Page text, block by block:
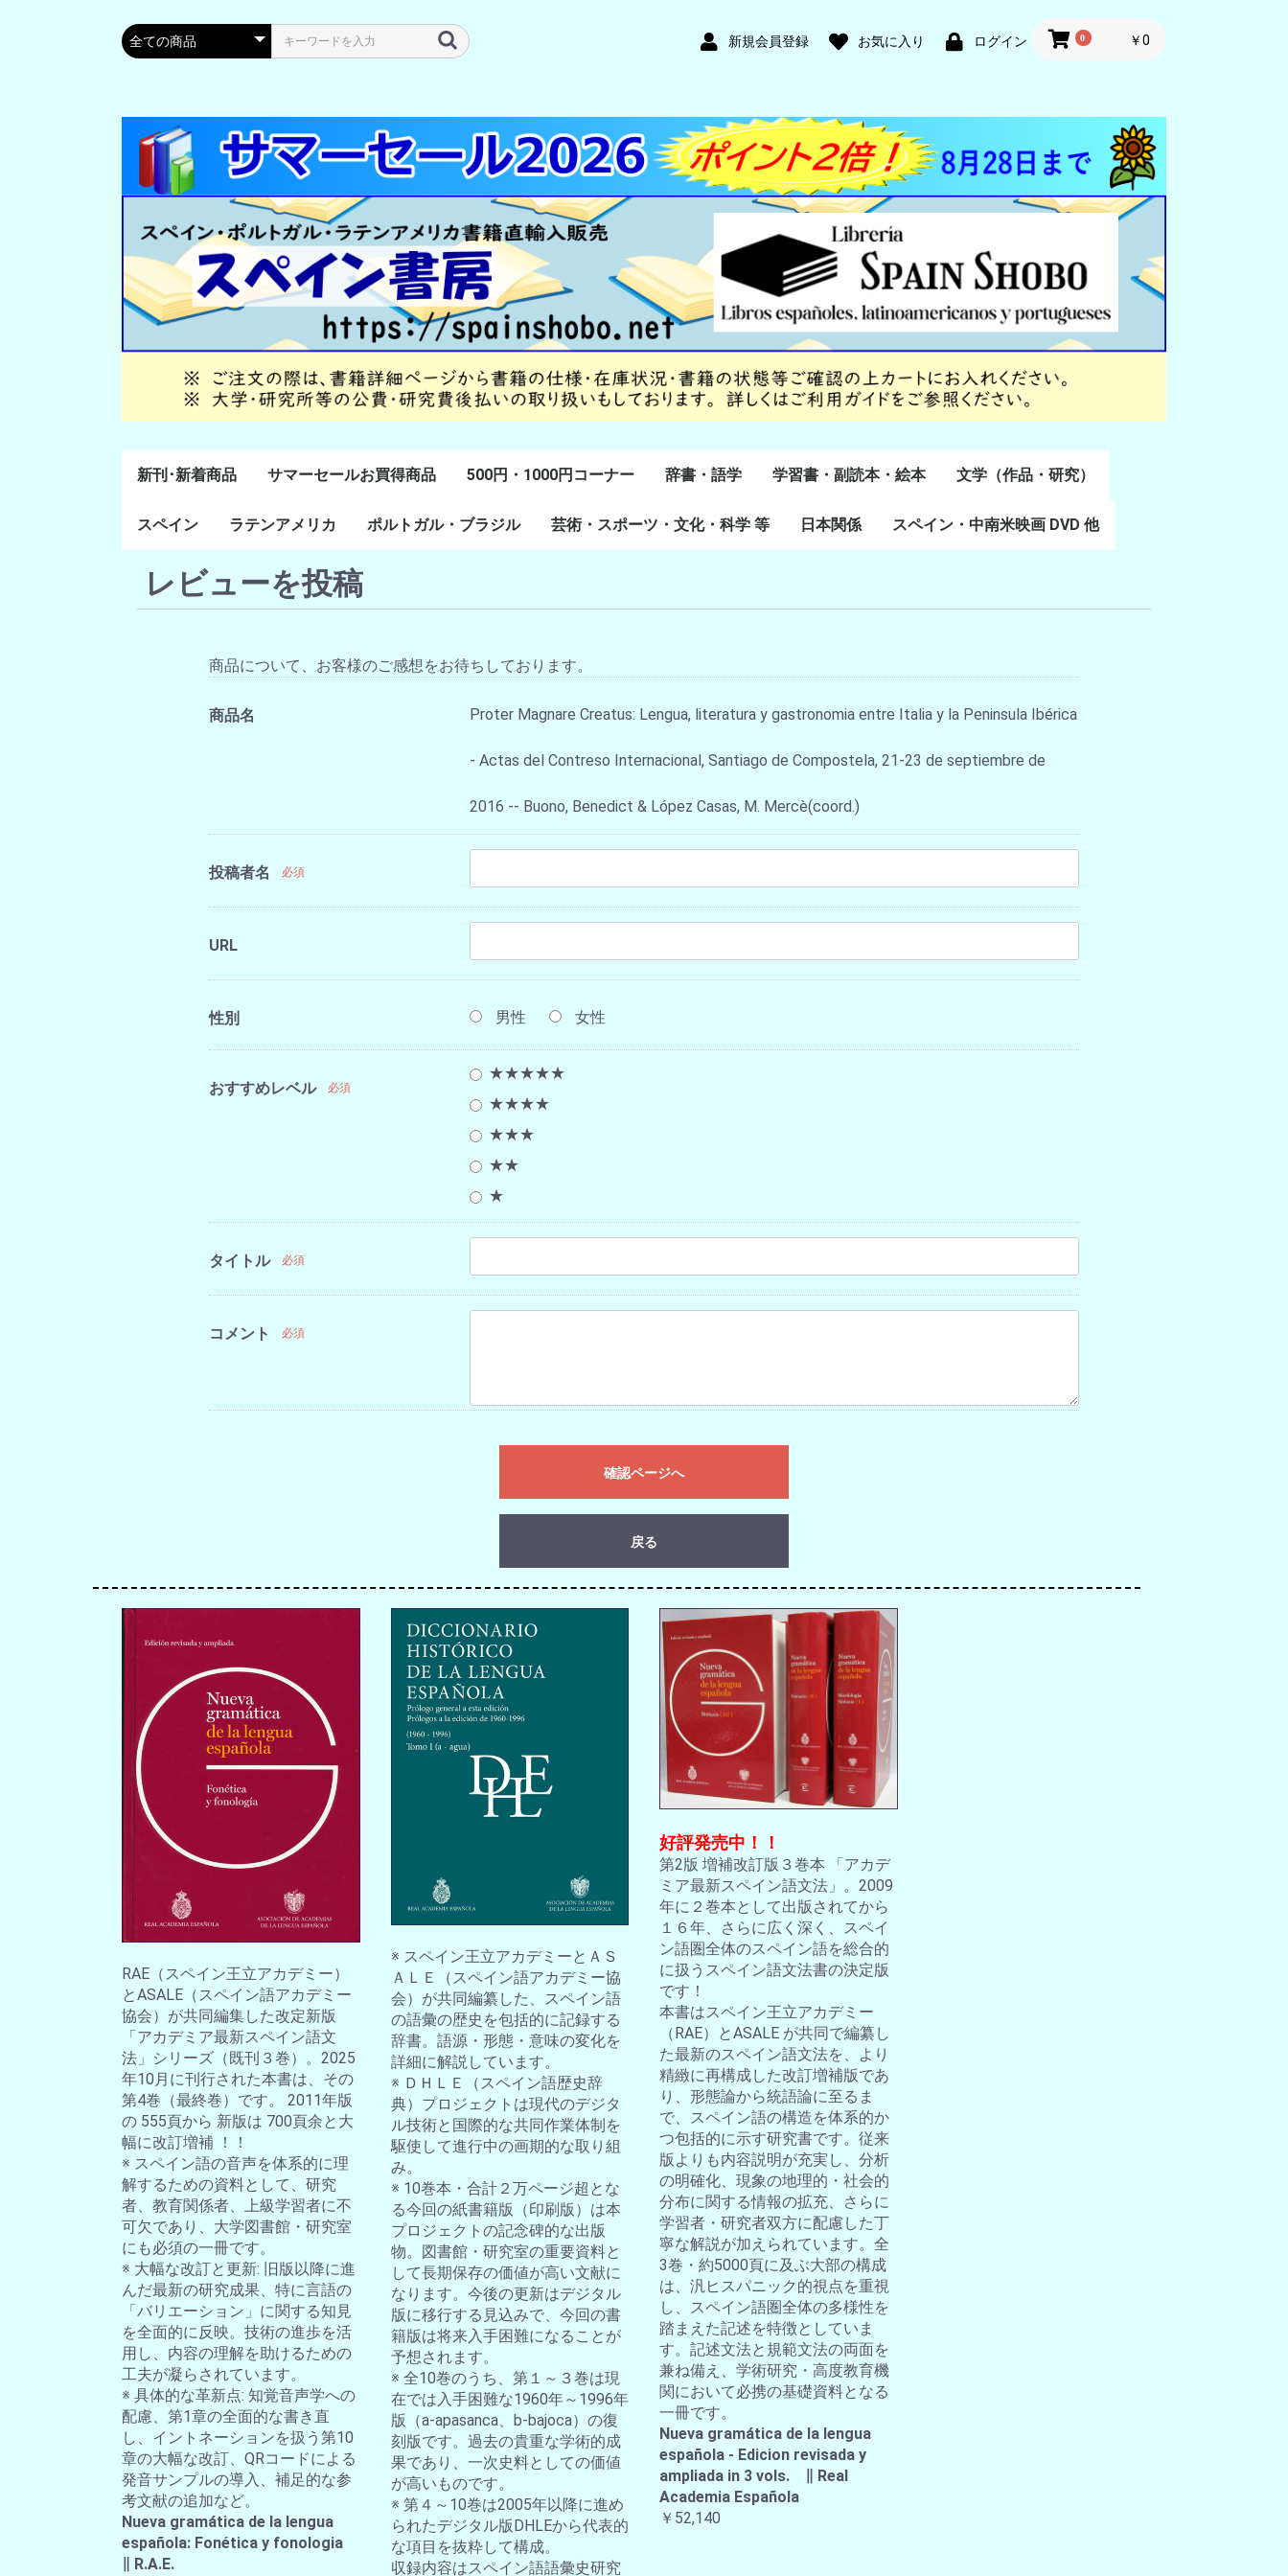
新規会員登録 お気に入り ログイン 0 ￥0
新刊･新着商品 サマーセールお買得商品 500円・1000円コーナー 辞書・語学
スペイン語
ポルトガル語
Lenguas Ibericas
Lenguas Indigenas
スペインの教科書
その他
学習書・副読本・絵本
学習教材
副読本教材
絵本・児童書
文学（作品・研究）
スペイン語文学
ポルトガル語文学
カタルーニャ文学
バスク文学
その他
スペイン
通史・全般
８～１５世紀
１６～１８世紀
１８世紀末～２０世紀
前半
20世紀後半以降
ラテンアメリカ
ラテン・アメリカ全般
メキシコ研究
中米・カリブ研究
キューバ研究
南米諸国
ペルー研究
チリ研究
アルゼンチン研究
ポルトガル・ブラジル 芸術・スポーツ・文化・科学 等 日本関係 スペイン・中南米映画 DVD 他
レビューを投稿
商品について、お客様のご感想をお待ちしております。
商品名 Proter Magnare Creatus: Lengua, literatura y gastronomia entre Italia y la Peninsula Ibérica
- Actas del Contreso Internacional, Santiago de Compostela, 21-23 de septiembre de
2016 -- Buono, Benedict & López Casas, M. Mercè(coord.)
投稿者名 必須
URL
性別 男性 女性
おすすめレベル 必須
★★★★★
★★★★
★★★
★★
★
タイトル 必須
コメント 必須
確認ページへ
戻る
RAE（スペイン王立アカデミー）
とASALE（スペイン語アカデミー
協会）が共同編集した改定新版
「アカデミア最新スペイン語文
法」シリーズ（既刊３巻）。2025
年10月に刊行された本書は、その
第4巻（最終巻）です。 2011年版
の 555頁から 新版は 700頁余と大
幅に改訂増補 ！！
※ スペイン語の音声を体系的に理
解するための資料として、研究
者、教育関係者、上級学習者に不
可欠であり、大学図書館・研究室
にも必須の一冊です。
※ 大幅な改訂と更新: 旧版以降に進
んだ最新の研究成果、特に言語の
「バリエーション」に関する知見
を全面的に反映。技術の進歩を活
用し、内容の理解を助けるための
工夫が凝らされています。
※ 具体的な革新点: 知覚音声学への
配慮、第1章の全面的な書き直
し、イントネーションを扱う第10
章の大幅な改訂、QRコードによる
発音サンプルの導入、補足的な参
考文献の追加など。
Nueva gramática de la lengua
española: Fonética y fonologia
∥ R.A.E.
※ スペイン王立アカデミーとＡＳ
ＡＬＥ（スペイン語アカデミー協
会）が共同編纂した、スペイン語
の語彙の歴史を包括的に記録する
辞書。語源・形態・意味の変化を
詳細に解説しています。
※ ＤＨＬＥ（スペイン語歴史辞
典）プロジェクトは現代のデジタ
ル技術と国際的な共同作業体制を
駆使して進行中の画期的な取り組
み。
※ 10巻本・合計２万ページ超とな
る今回の紙書籍版（印刷版）は本
プロジェクトの記念碑的な出版
物。図書館・研究室の重要資料と
して長期保存の価値が高い文献に
なります。今後の更新はデジタル
版に移行する見込みで、今回の書
籍版は将来入手困難になることが
予想されます。
※ 全10巻のうち、第１～３巻は現
在では入手困難な1960年～1996年
版（a-apasanca、b-bajoca）の復
刻版です。過去の貴重な学術的成
果であり、一次史料としての価値
が高いものです。
※ 第４～10巻は2005年以降に進め
られたデジタル版DHLEから代表的
な項目を抜粋して構成。
収録内容はスペイン語語彙史研究
好評発売中！！
第2版 増補改訂版３巻本 「アカデ
ミア最新スペイン語文法」。2009
年に２巻本として出版されてから
１６年、さらに広く深く、スペイ
ン語圏全体のスペイン語を総合的
に扱うスペイン語文法書の決定版
です！
本書はスペイン王立アカデミー
（RAE）とASALE が共同で編纂し
た最新のスペイン語文法を、より
精緻に再構成した改訂増補版であ
り、形態論から統語論に至るま
で、スペイン語の構造を体系的か
つ包括的に示す研究書です。従来
版よりも内容説明が充実し、分析
の明確化、現象の地理的・社会的
分布に関する情報の拡充、さらに
学習者・研究者双方に配慮した丁
寧な解説が加えられています。全
3巻・約5000頁に及ぶ大部の構成
は、汎ヒスパニック的視点を重視
し、スペイン語圏全体の多様性を
踏まえた記述を特徴としていま
す。記述文法と規範文法の両面を
兼ね備え、学術研究・高度教育機
関において必携の基礎資料となる
一冊です。
Nueva gramática de la lengua
española - Edicion revisada y
ampliada in 3 vols. ∥ Real
Academia Española
￥52,140